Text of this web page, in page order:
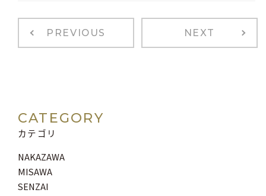
PREVIOUS NEXT
CATEGORY
カテゴリ
NAKAZAWA
MISAWA
SENZAI